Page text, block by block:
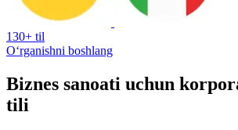
130+ til
Oʻrganishni boshlang
Biznes sanoati uchun
tili